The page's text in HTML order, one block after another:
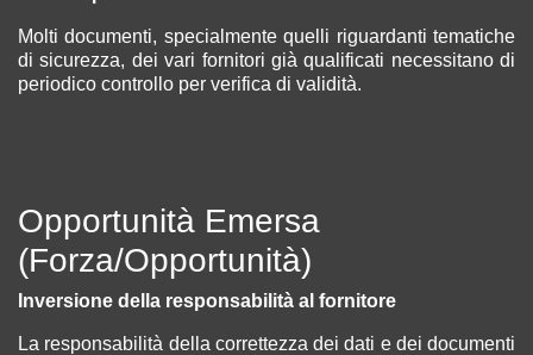
Molti documenti, specialmente quelli riguardanti tematiche
di sicurezza, dei vari fornitori già qualificati necessitano di
periodico controllo per verifica di validità.
Opportunità Emersa
(Forza/Opportunità)
Inversione della responsabilità al fornitore
La responsabilità della correttezza dei dati e dei documenti